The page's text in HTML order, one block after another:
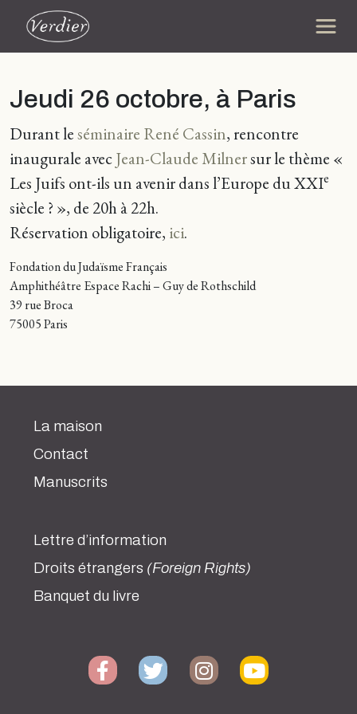
Jeudi 26 octobre, à Paris
Durant leséminaire René Cassin, rencontre
inaugurale avecJean-Claude Milnersur le thème «
Les Juifs ont-ils un avenir dans l’Europe du XXIe
siècle ? », de 20h à 22h.
Réservation obligatoire, ici.
Fondation du Judaïsme Français
Amphithéâtre Espace Rachi – Guy de Rothschild
39 rue Broca
75005 Paris
La maison
Contact
Manuscrits
Lettre d’information
Droits étrangers (Foreign Rights)
Banquet du livre